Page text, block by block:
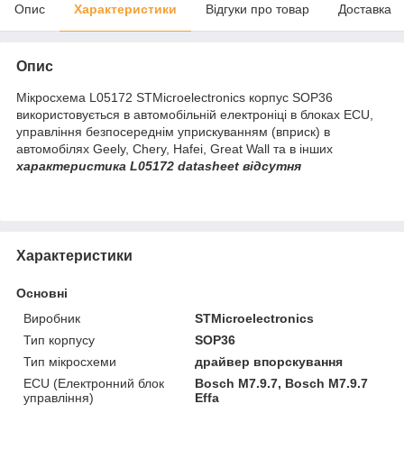
Опис Характеристики Відгуки про товар Доставка
Опис
Мікросхема L05172 STMicroelectronics корпус SOP36
використовується в автомобільній електроніці в блоках ECU,
управління безпосереднім уприскуванням (вприск) в
автомобілях Geely, Chery, Hafei, Great Wall та в інших
характеристика L05172 datasheet відсутня
Характеристики
Основні
Виробник
STMicroelectronics
Тип корпусу
SOP36
Тип мікросхеми
драйвер впорскування
ECU (Електронний блок
управління)
Bosch M7.9.7, Bosch M7.9.7
Effa